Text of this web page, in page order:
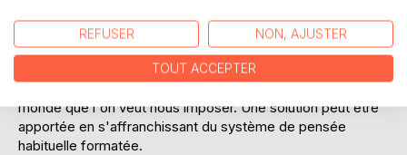
Oubliez vos préjugés sur le chômage. Voici un projet
simple à mettre en oeuvre pour apporter une issue parmi
d'autres à ce problème. C'est par une approche concrète,
pratique, que l'auteur expose une alternative innovante au
monde que l'on veut nous imposer. Une solution peut être
apportée en s'affranchissant du système de pensée
habituelle formatée.
REFUSER NON, AJUSTER
TOUT ACCEPTER